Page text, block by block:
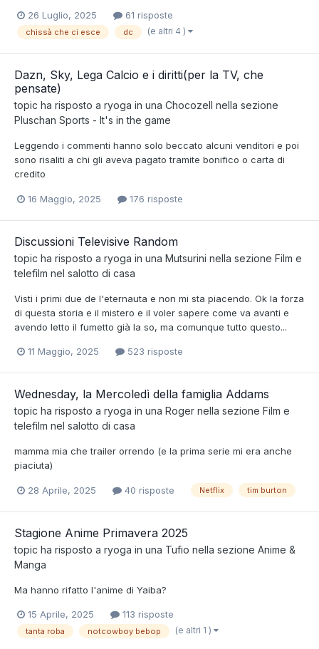
26 Luglio, 2025 61 risposte
chissà che ci esce dc (e altri 4 )
Dazn, Sky, Lega Calcio e i diritti(per la TV, che
pensate)
topic ha risposto a ryoga in una Chocozell nella sezione
Pluschan Sports - It's in the game
Leggendo i commenti hanno solo beccato alcuni venditori e poi
sono risaliti a chi gli aveva pagato tramite bonifico o carta di
credito
16 Maggio, 2025 176 risposte
Discussioni Televisive Random
topic ha risposto a ryoga in una Mutsurini nella sezione Film e
telefilm nel salotto di casa
Visti i primi due de l'eternauta e non mi sta piacendo. Ok la forza
di questa storia e il mistero e il voler sapere come va avanti e
avendo letto il fumetto già la so, ma comunque tutto questo...
11 Maggio, 2025 523 risposte
Wednesday, la Mercoledì della famiglia Addams
topic ha risposto a ryoga in una Roger nella sezione Film e
telefilm nel salotto di casa
mamma mia che trailer orrendo (e la prima serie mi era anche
piaciuta)
28 Aprile, 2025 40 risposte Netflix tim burton
Stagione Anime Primavera 2025
topic ha risposto a ryoga in una Tufio nella sezione Anime &
Manga
Ma hanno rifatto l'anime di Yaiba?
15 Aprile, 2025 113 risposte
tanta roba notcowboy bebop (e altri 1 )